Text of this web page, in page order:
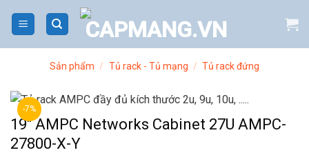
Sản phẩm / Tủ rack - Tủ mạng / Tủ rack đứng
-7%
19″ AMPC Networks Cabinet 27U AMPC-
27800-X-Y